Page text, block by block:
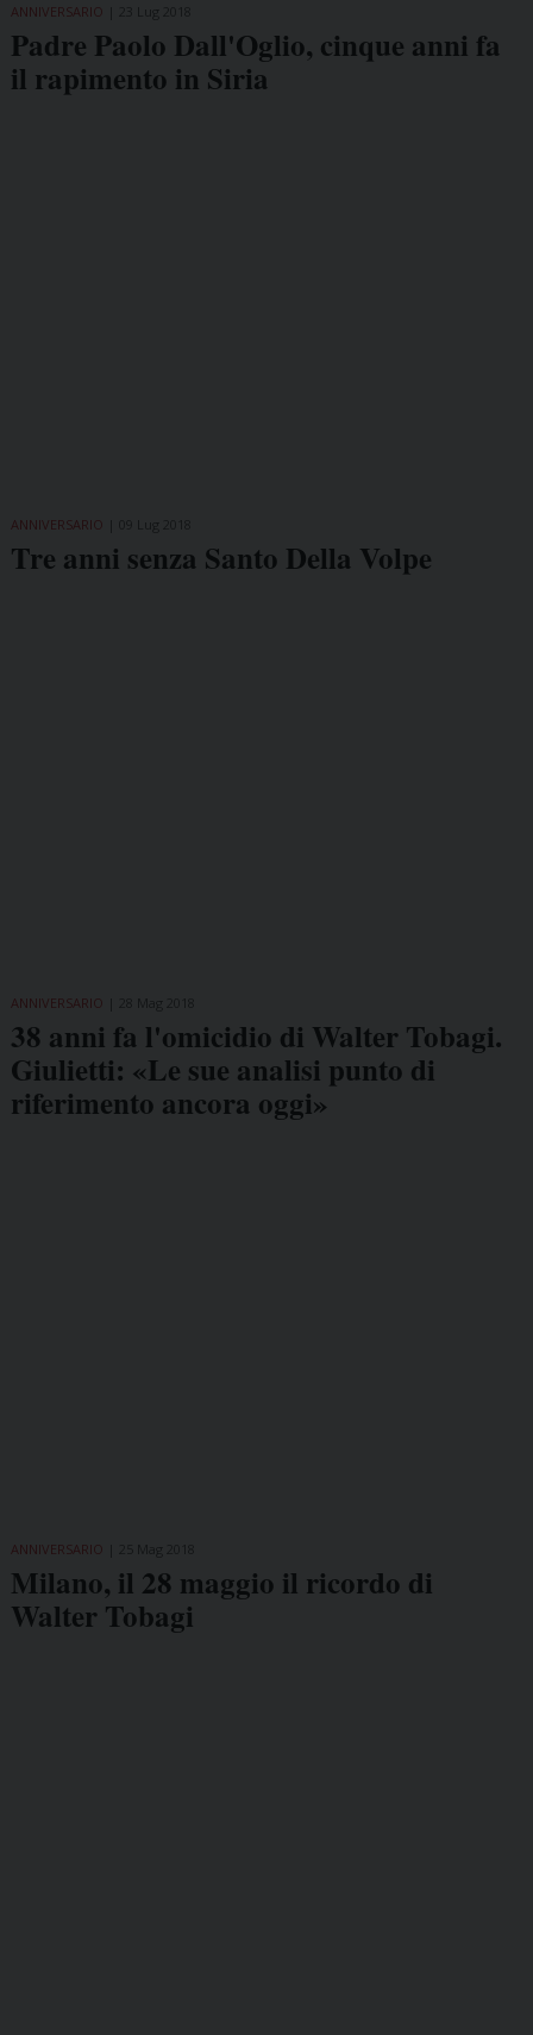
ANNIVERSARIO
Padre Paolo Dall'Oglio, cinque anni fa
il rapimento in Siria
ANNIVERSARIO
Tre anni senza Santo Della Volpe
ANNIVERSARIO
38 anni fa l'omicidio di Walter Tobagi.
Giulietti: «Le sue analisi punto di
riferimento ancora oggi»
ANNIVERSARIO
Milano, il 28 maggio il ricordo di
Walter Tobagi